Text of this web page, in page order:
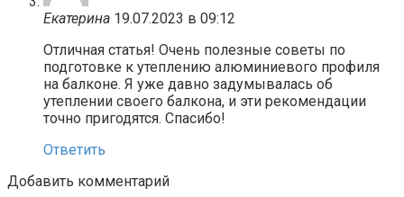
Екатерина 19.07.2023 в 09:12
Отличная статья! Очень полезные советы по
подготовке к утеплению алюминиевого профиля
на балконе. Я уже давно задумывалась об
утеплении своего балкона, и эти рекомендации
точно пригодятся. Спасибо!
Ответить
Добавить комментарий